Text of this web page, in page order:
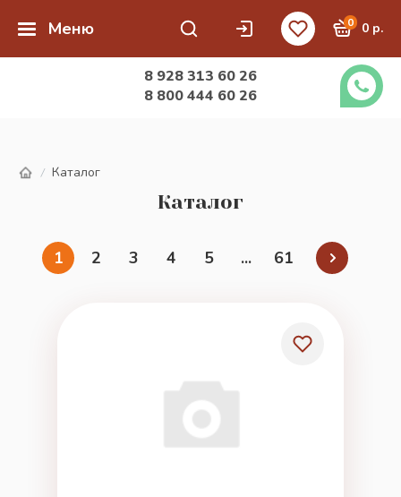
Меню 0 0 р.
8 928 313 60 26
8 800 444 60 26
/ Каталог
Каталог
1 2 3 4 5 ... 61